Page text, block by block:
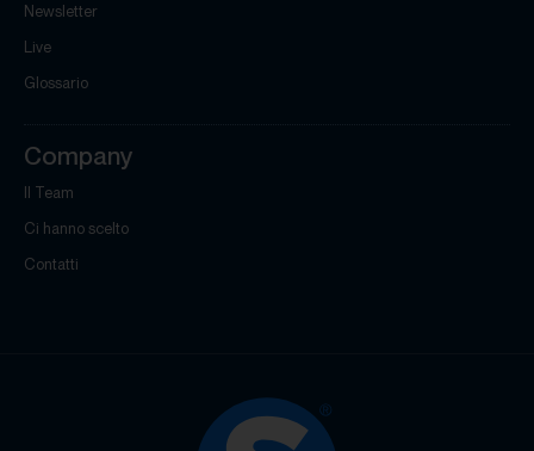
Newsletter
Live
Glossario
Company
Il Team
Ci hanno scelto
Contatti